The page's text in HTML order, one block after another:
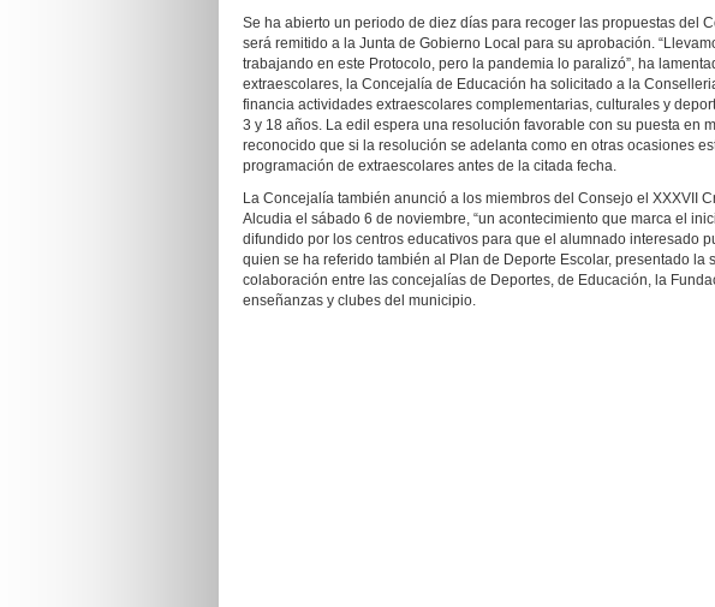
Se ha abierto un periodo de diez días para recoger las propuestas del
será remitido a la Junta de Gobierno Local para su aprobación.
trabajando en este Protocolo, pero la pandemia lo paralizó”, ha
extraescolares, la Concejalía de Educación ha solicitado a la
financia actividades extraescolares complementarias, culturales y
3 y 18 años. La edil espera una resolución favorable con su puesta en
reconocido que si la resolución se adelanta como en otras ocasiones
programación de extraescolares antes de la citada fecha.
La Concejalía también anunció a los miembros del Consejo el XXXVII
Alcudia el sábado 6 de noviembre, “un acontecimiento que marca el
difundido por los centros educativos para que el alumnado interesado
quien se ha referido también al Plan de Deporte Escolar, presentado la
colaboración entre las concejalías de Deportes, de Educación, la
enseñanzas y clubes del municipio.